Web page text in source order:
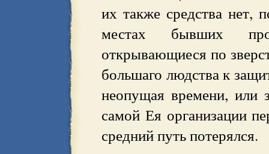
их также средства нет,
местах бывших
открывающиеся по
большаго людства к
неопущая времени, или
самой Ея организации
средний путь потерялся.